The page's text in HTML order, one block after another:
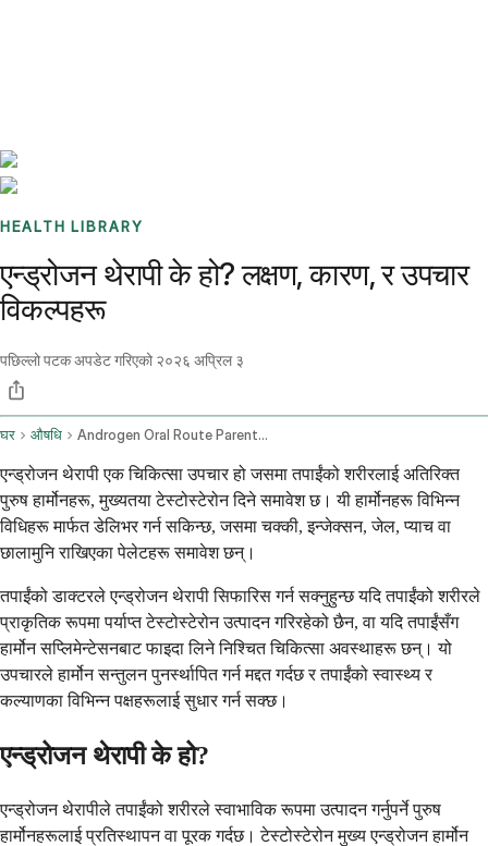
HEALTH LIBRARY
एन्ड्रोजन थेरापी के हो? लक्षण, कारण, र उपचार
विकल्पहरू
पछिल्लो पटक अपडेट गरिएको २०२६ अप्रिल ३
घर औषधि Androgen Oral Route Parenteral Route Subcutaneous Route Topical Application Route Transdermal Route
एन्ड्रोजन थेरापी एक चिकित्सा उपचार हो जसमा तपाईंको शरीरलाई अतिरिक्त
पुरुष हार्मोनहरू, मुख्यतया टेस्टोस्टेरोन दिने समावेश छ। यी हार्मोनहरू विभिन्न
विधिहरू मार्फत डेलिभर गर्न सकिन्छ, जसमा चक्की, इन्जेक्सन, जेल, प्याच वा
छालामुनि राखिएका पेलेटहरू समावेश छन्।
तपाईंको डाक्टरले एन्ड्रोजन थेरापी सिफारिस गर्न सक्नुहुन्छ यदि तपाईंको शरीरले
प्राकृतिक रूपमा पर्याप्त टेस्टोस्टेरोन उत्पादन गरिरहेको छैन, वा यदि तपाईंसँग
हार्मोन सप्लिमेन्टेसनबाट फाइदा लिने निश्चित चिकित्सा अवस्थाहरू छन्। यो
उपचारले हार्मोन सन्तुलन पुनर्स्थापित गर्न मद्दत गर्दछ र तपाईंको स्वास्थ्य र
कल्याणका विभिन्न पक्षहरूलाई सुधार गर्न सक्छ।
एन्ड्रोजन थेरापी के हो?
एन्ड्रोजन थेरापीले तपाईंको शरीरले स्वाभाविक रूपमा उत्पादन गर्नुपर्ने पुरुष
हार्मोनहरूलाई प्रतिस्थापन वा पूरक गर्दछ। टेस्टोस्टेरोन मुख्य एन्ड्रोजन हार्मोन